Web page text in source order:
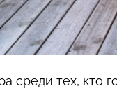
среди тех, кто